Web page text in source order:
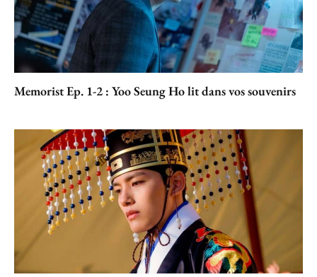
Memorist Ep. 1-2 : Yoo Seung Ho lit dans vos souvenirs